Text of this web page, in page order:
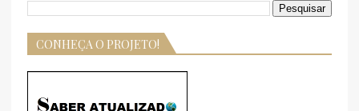
CONHEÇA O PROJETO!